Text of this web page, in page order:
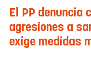
El PP denuncia
agresiones a
exige medidas